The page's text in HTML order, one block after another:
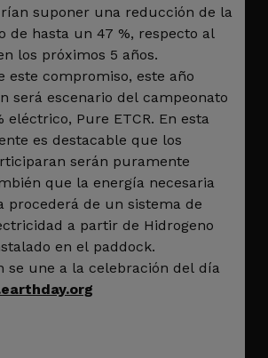
suponer una reducción de la
de hasta un 47 %, respecto al
los próximos 5 años.
este compromiso, este año
será escenario del campeonato
eléctrico, Pure ETCR. En esta
es destacable que los
serán puramente
que la energía necesaria
procederá de un sistema de
a partir de Hidrogeno
en el paddock.
se une a la celebración del día